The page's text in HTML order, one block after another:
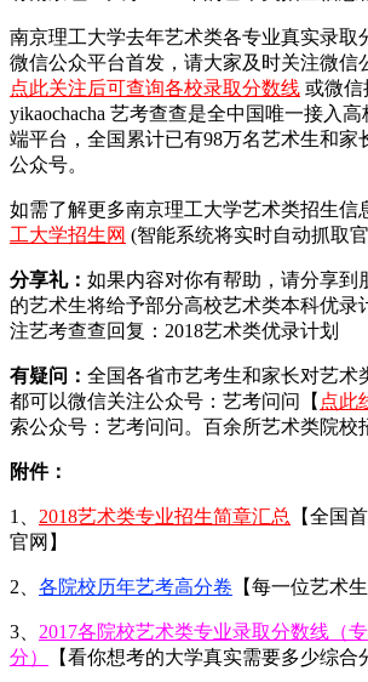
南京理工大学去年艺术类各专业真实录取
微信公众平台首发， 请大家及时关注微信
点此关注后可查询各校录取分数线 或微信
yikaochacha 艺考查查是全中国唯一接入高
端平台，全国累计已有98万名艺术生和家
公众号。
如需了解更多南京理工大学艺术类招生信
工大学招生网 (智能系统将实时自动抓取
分享礼： 如果内容对你有帮助，请分享到
的艺术生将给予部分高校艺术类本科优录
注艺考查查回复：2018艺术类优录计划
有疑问： 全国各省市艺考生和家长对艺术
都可以微信关注公众号：艺考问问【 点此
索公众号：艺考问问。百余所艺术类院校
附件：
1、 2018艺术类专业招生简章汇总
【全国
官网】
2、 各院校历年艺考高分卷 【每一位艺术
3、 2017各院校艺术类专业录取分数线（
分）
【看你想考的大学真实需要多少综合